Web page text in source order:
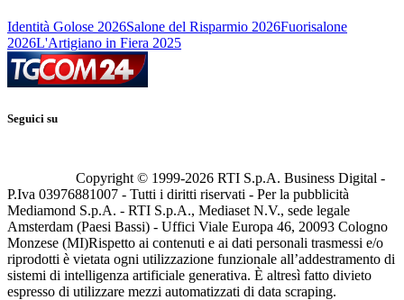
Identità Golose 2026Salone del Risparmio 2026Fuorisalone
2026L'Artigiano in Fiera 2025
Seguici su
Copyright © 1999-2026 RTI S.p.A. Business Digital -
P.Iva 03976881007 - Tutti i diritti riservati - Per la pubblicità
Mediamond S.p.A. - RTI S.p.A., Mediaset N.V., sede legale
Amsterdam (Paesi Bassi) - Uffici Viale Europa 46, 20093 Cologno
Monzese (MI)Rispetto ai contenuti e ai dati personali trasmessi e/o
riprodotti è vietata ogni utilizzazione funzionale all’addestramento di
sistemi di intelligenza artificiale generativa. È altresì fatto divieto
espresso di utilizzare mezzi automatizzati di data scraping.